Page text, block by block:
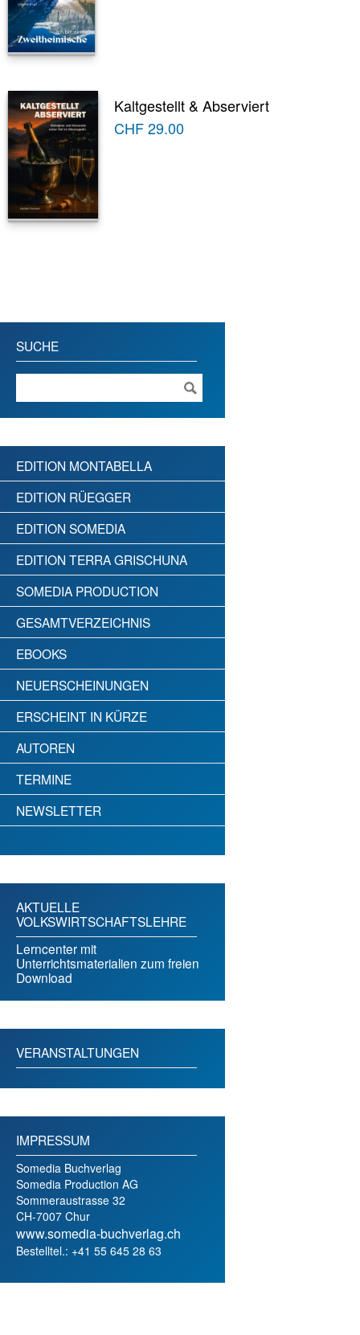
Kaltgestellt & Abserviert
CHF29.00
SUCHE
EDITION MONTABELLA
EDITION RÜEGGER
EDITION SOMEDIA
EDITION TERRA GRISCHUNA
SOMEDIA PRODUCTION
GESAMTVERZEICHNIS
EBOOKS
NEUERSCHEINUNGEN
ERSCHEINT IN KÜRZE
AUTOREN
TERMINE
NEWSLETTER
AKTUELLE
VOLKSWIRTSCHAFTSLEHRE
Lerncenter mit
Unterrichtsmaterialien zum freien
Download
VERANSTALTUNGEN
IMPRESSUM
Somedia Buchverlag
Somedia Production AG
Sommeraustrasse 32
CH-7007 Chur
www.somedia-buchverlag.ch
Bestelltel.: +41 55 645 28 63